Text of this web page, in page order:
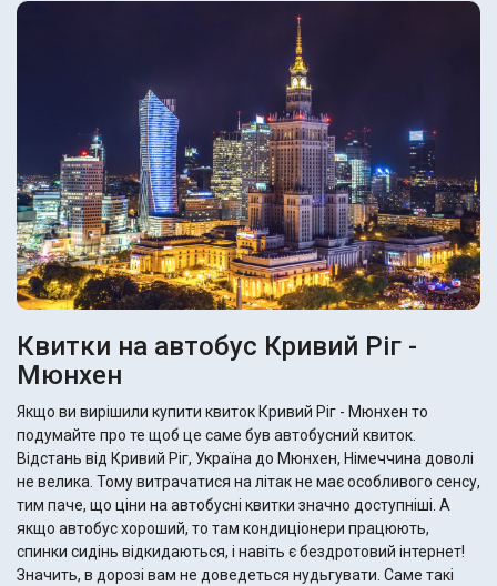
Квитки на автобус Кривий Ріг -
Мюнхен
Якщо ви вирішили купити квиток Кривий Ріг - Мюнхен то
подумайте про те щоб це саме був автобусний квиток.
Відстань від Кривий Ріг, Україна до Мюнхен, Німеччина доволі
не велика. Тому витрачатися на літак не має особливого сенсу,
тим паче, що ціни на автобусні квитки значно доступніші. А
якщо автобус хороший, то там кондиціонери працюють,
спинки сидінь відкидаються, і навіть є бездротовий інтернет!
Значить, в дорозі вам не доведеться нудьгувати. Саме такі